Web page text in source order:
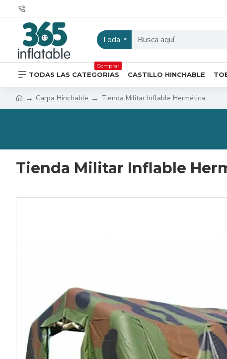
Toda
TODAS LAS CATEGORIAS
Comprar
CASTILLO HINCHABLE
Carpa Hinchable Tienda Militar Inflable Hermética
Tienda Militar Inflable